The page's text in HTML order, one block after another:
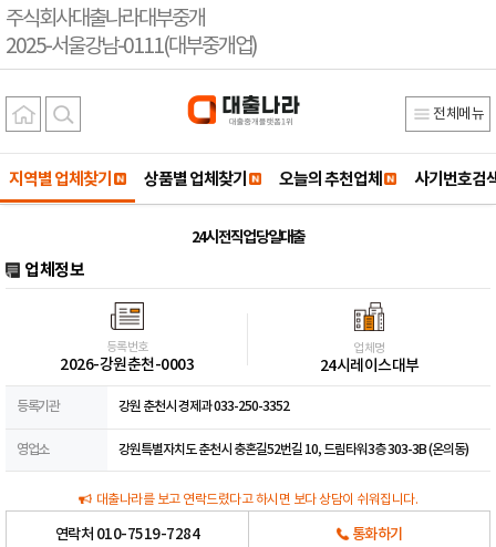
주식회사대출나라대부중개
2025-서울강남-0111(대부중개업)
전체메뉴
지역별 업체찾기 상품별 업체찾기 오늘의 추천업체 사기번호검
24시 전직업 당일대출
업체정보
등록번호
2026-강원춘천-0003
업체명
24시레이스대부
등록기관 강원 춘천시 경제과 033-250-3352
영업소 강원특별자치도 춘천시 충혼길52번길 10, 드림타워3층 303-3B (온의동)
대출나라를 보고 연락드렸다고 하시면 보다 상담이 쉬워집니다.
연락처 010-7519-7284 통화하기